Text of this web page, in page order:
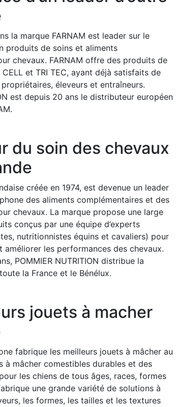
la marque FARNAM est leader sur le
produits de soins et aliments
chevaux. FARNAM offre des produits de
et TRI TEC, ayant déjà satisfaits de
éleveurs et entraîneurs.
est depuis 20 ans le distributeur européen
du soin des chevaux
créée en 1974, est devenue un leader
des aliments complémentaires et des
chevaux. La marque propose une large
conçus par une équipe d’experts
nutritionnistes équins et cavaliers) pour
améliorer les performances des chevaux.
POMMIER NUTRITION distribue la
la France et le Bénélux.
jouets à macher
fabrique les meilleurs jouets à mâcher au
à mâcher comestibles durables et des
les chiens de tous âges, races, formes
une grande variété de solutions à
les formes, les tailles et les textures